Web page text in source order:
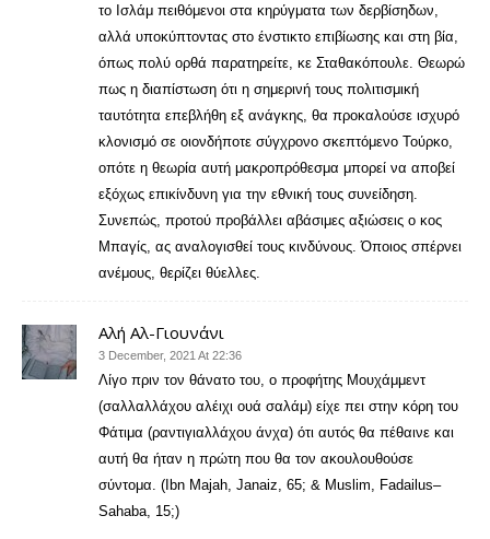
το Ισλάμ πειθόμενοι στα κηρύγματα των δερβίσηδων,
αλλά υποκύπτοντας στο ένστικτο επιβίωσης και στη βία,
όπως πολύ ορθά παρατηρείτε, κε Σταθακόπουλε. Θεωρώ
πως η διαπίστωση ότι η σημερινή τους πολιτισμική
ταυτότητα επεβλήθη εξ ανάγκης, θα προκαλούσε ισχυρό
κλονισμό σε οιονδήποτε σύγχρονο σκεπτόμενο Τούρκο,
οπότε η θεωρία αυτή μακροπρόθεσμα μπορεί να αποβεί
εξόχως επικίνδυνη για την εθνική τους συνείδηση.
Συνεπώς, προτού προβάλλει αβάσιμες αξιώσεις ο κος
Μπαγίς, ας αναλογισθεί τους κινδύνους. Όποιος σπέρνει
ανέμους, θερίζει θύελλες.
Αλή Αλ-Γιουνάνι
3 December, 2021 At 22:36
Λίγο πριν τον θάνατο του, ο προφήτης Μουχάμμεντ
(σαλλαλλάχου αλέιχι ουά σαλάμ) είχε πει στην κόρη του
Φάτιμα (ραντιγιαλλάχου άνχα) ότι αυτός θα πέθαινε και
αυτή θα ήταν η πρώτη που θα τον ακουλουθούσε
σύντομα. (Ibn Majah, Janaiz, 65; & Muslim, Fadailus–
Sahaba, 15;)